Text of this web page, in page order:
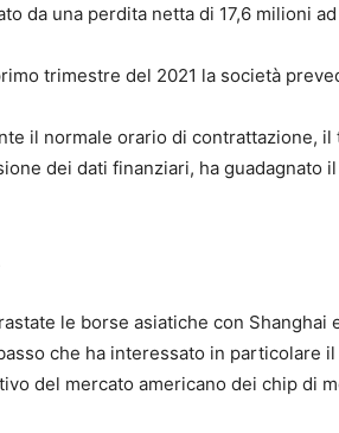
da una perdita netta di 17,6 milioni
trimestre del 2021 la società
il normale orario di contrattazione, il
dei dati finanziari, ha guadagnato il
le borse asiatiche con
che ha interessato in particolare
del mercato americano dei chip di